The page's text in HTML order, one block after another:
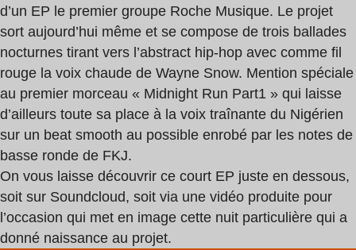
d’un EP le premier groupe Roche Musique. Le projet
sort aujourd’hui même et se compose de trois ballades
nocturnes tirant vers l’abstract hip-hop avec comme fil
rouge la voix chaude de Wayne Snow. Mention spéciale
au premier morceau « Midnight Run Part1 » qui laisse
d’ailleurs toute sa place à la voix traînante du Nigérien
sur un beat smooth au possible enrobé par les notes de
basse ronde de FKJ.
On vous laisse découvrir ce court EP juste en dessous,
soit sur Soundcloud, soit via une vidéo produite pour
l’occasion qui met en image cette nuit particulière qui a
donné naissance au projet.